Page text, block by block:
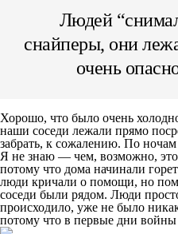
Людей
снайперы, они
очень
Хорошо, что было очень
наши соседи лежали прямо
забрать, к сожалению. По
Я не знаю — чем, возможно,
потому что дома начинали
люди кричали о помощи, но
соседи были рядом. Люди
происходило, уже не было
потому что в первые дни